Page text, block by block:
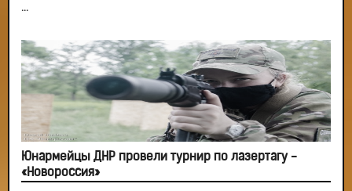
...
Юнармейцы ДНР провели турнир по лазертагу -
«Новороссия»